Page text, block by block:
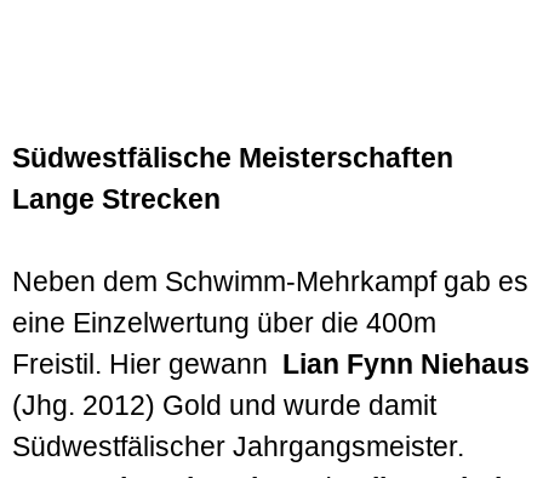
Südwestfälische Meisterschaften
Lange Strecken
Neben dem Schwimm-Mehrkampf gab es
eine Einzelwertung über die 400m
Freistil. Hier gewann Lian Fynn Niehaus
(Jhg. 2012) Gold und wurde damit
Südwestfälischer Jahrgangs­meister.